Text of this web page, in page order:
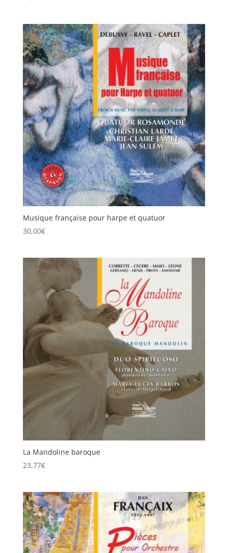
Musique française pour harpe et quatuor
30,00€
La Mandoline baroque
23,77€